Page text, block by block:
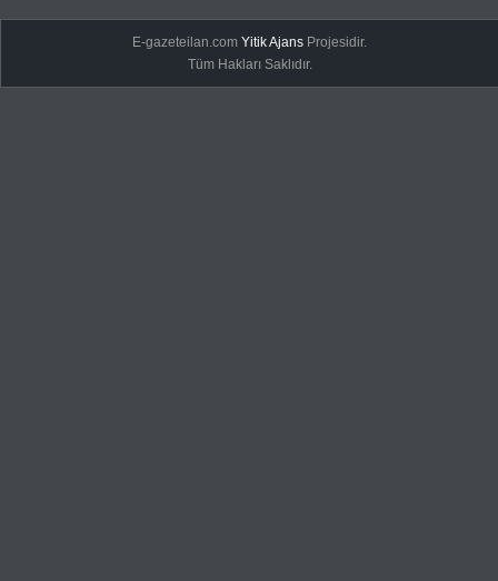
E-gazeteilan.comYitik Ajans Projesidir.
Tüm Hakları Saklıdır.